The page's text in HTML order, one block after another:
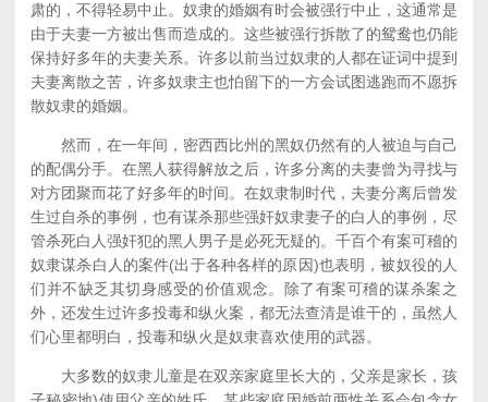
肃的，不得轻易中止。奴隶的婚姻有时会被强行中止，这通常是
由于夫妻一方被出售而造成的。这些被强行拆散了的鸳鸯也仍能
保持好多年的夫妻关系。许多以前当过奴隶的人都在证词中提到
夫妻离散之苦，许多奴隶主也怕留下的一方会试图逃跑而不愿拆
散奴隶的婚姻。
然而，在一年间，密西西比州的黑奴仍然有的人被迫与自己
的配偶分手。在黑人获得解放之后，许多分离的夫妻曾为寻找与
对方团聚而花了好多年的时间。在奴隶制时代，夫妻分离后曾发
生过自杀的事例，也有谋杀那些强奸奴隶妻子的白人的事例，尽
管杀死白人强奸犯的黑人男子是必死无疑的。千百个有案可稽的
奴隶谋杀白人的案件(出于各种各样的原因)也表明，被奴役的人
们并不缺乏其切身感受的价值观念。除了有案可稽的谋杀案之
外，还发生过许多投毒和纵火案，都无法查清是谁干的，虽然人
们心里都明白，投毒和纵火是奴隶喜欢使用的武器。
大多数的奴隶儿童是在双亲家庭里长大的，父亲是家长，孩